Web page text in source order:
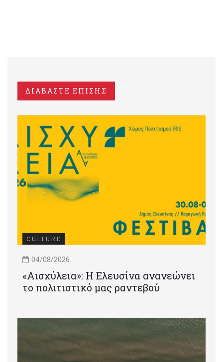
ΔΙΑΒΑΣΤΕ ΕΠΙΣΗΣ
CULTURE
04/08/2026
«Αισχύλεια»: Η Ελευσίνα ανανεώνει
το πολιτιστικό μας ραντεβού